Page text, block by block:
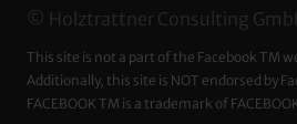
© Holztrattner Consulting
This site is not a part of the Facebook TM
Additionally, this site is NOT endorsed by
FACEBOOK TM is a trademark of